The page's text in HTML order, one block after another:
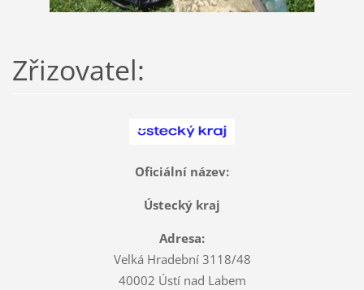
Zřizovatel:
Oficiální název:
Ústecký kraj
Adresa:
Velká Hradební 3118/48
40002 Ústí nad Labem